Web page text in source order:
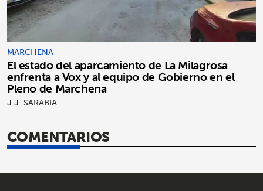
MARCHENA
El estado del aparcamiento de La Milagrosa
enfrenta a Vox y al equipo de Gobierno en el
Pleno de Marchena
J.J. SARABIA
COMENTARIOS